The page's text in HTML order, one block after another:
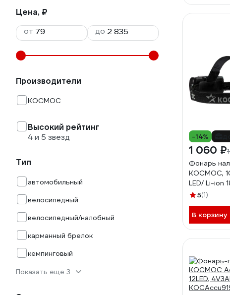
Цена, ₽
от
до
Производители
КОСМОС
Высокий рейтинг
4 и 5 звезд
Тип
автомобильный
велосипедный
велосипедный/налобный
карманный брелок
кемпинговый
Показать еще 3
-14%
1 060 ₽
Фонарь
КОСМОС,
LED/ Li-ion
5(1)
В корзину